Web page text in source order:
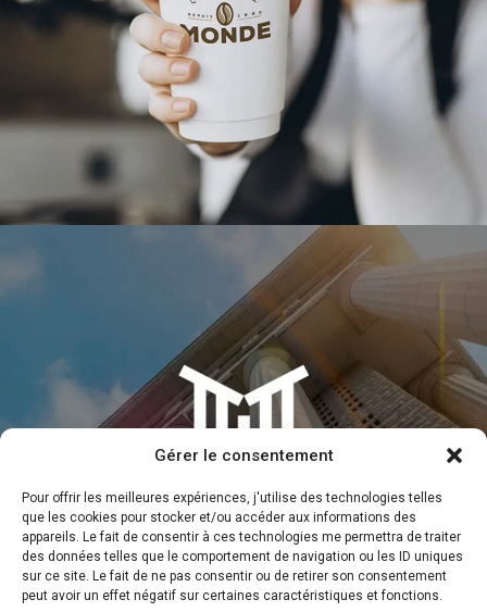
Gérer le consentement
Pour offrir les meilleures expériences, j'utilise des technologies telles
que les cookies pour stocker et/ou accéder aux informations des
appareils. Le fait de consentir à ces technologies me permettra de traiter
des données telles que le comportement de navigation ou les ID uniques
sur ce site. Le fait de ne pas consentir ou de retirer son consentement
peut avoir un effet négatif sur certaines caractéristiques et fonctions.
IDENTITÉ VISUELLE CAFÉ MONDE
IMAGE CORPORATIVE : APCMQ